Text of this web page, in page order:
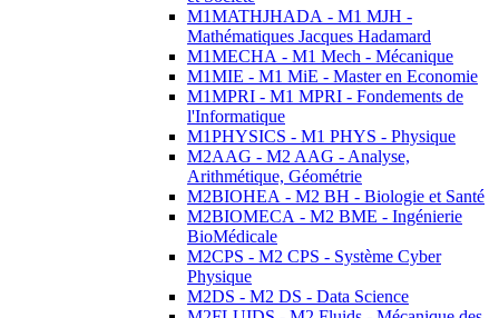
M1MATHJHADA - M1 MJH -
Mathématiques Jacques Hadamard
M1MECHA - M1 Mech - Mécanique
M1MIE - M1 MiE - Master en Economie
M1MPRI - M1 MPRI - Fondements de
l'Informatique
M1PHYSICS - M1 PHYS - Physique
M2AAG - M2 AAG - Analyse,
Arithmétique, Géométrie
M2BIOHEA - M2 BH - Biologie et Santé
M2BIOMECA - M2 BME - Ingénierie
BioMédicale
M2CPS - M2 CPS - Système Cyber
Physique
M2DS - M2 DS - Data Science